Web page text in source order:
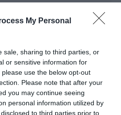
My Personal
sale, sharing to third parties, or
or sensitive information for
use the below opt-out
Please note that after your
you may continue seeing
personal information utilized by
to third parties prior to
RÉPONDRE
:
27 août 2025 - 21 h 04
min
RÉPONDRE